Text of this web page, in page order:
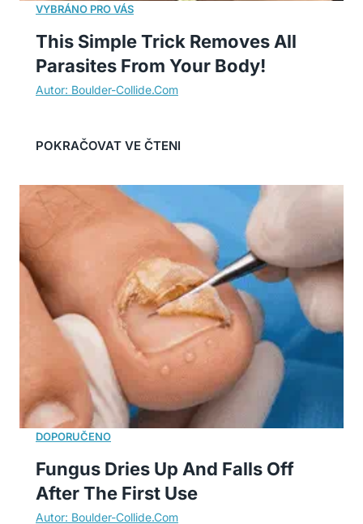
This Simple Trick Removes All
Parasites From Your Body!
Fungus Dries Up And Falls Off
After The First Use